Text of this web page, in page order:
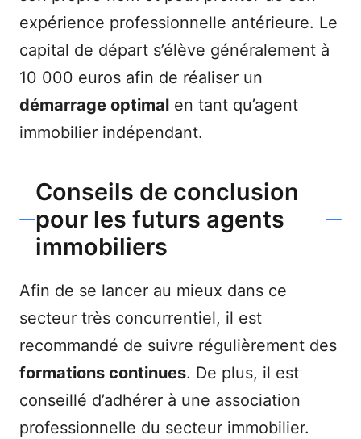
expérience professionnelle antérieure. Le
capital de départ s’élève généralement à
10 000 euros afin de réaliser un
démarrage optimal en tant qu’agent
immobilier indépendant.
Conseils de conclusion
pour les futurs agents
immobiliers
Afin de se lancer au mieux dans ce
secteur très concurrentiel, il est
recommandé de suivre régulièrement des
formations continues. De plus, il est
conseillé d’adhérer à une association
professionnelle du secteur immobilier.